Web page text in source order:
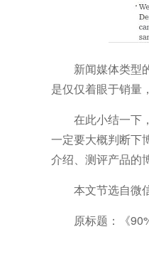
新闻媒体类型
是仅仅着眼于销量
在此小结一下
一定要大概判断下
介绍、测评产品的
本文节选自微
原标题：《